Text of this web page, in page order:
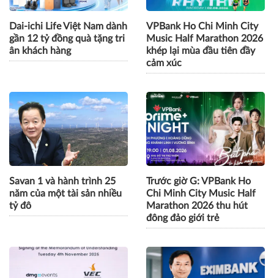
Dai-ichi Life Việt Nam dành
gần 12 tỷ đồng quà tặng tri
ân khách hàng
VPBank Ho Chi Minh City
Music Half Marathon 2026
khép lại mùa đầu tiên đầy
cảm xúc
Savan 1 và hành trình 25
năm của một tài sản nhiều
tỷ đô
Trước giờ G: VPBank Ho
Chi Minh City Music Half
Marathon 2026 thu hút
đông đảo giới trẻ